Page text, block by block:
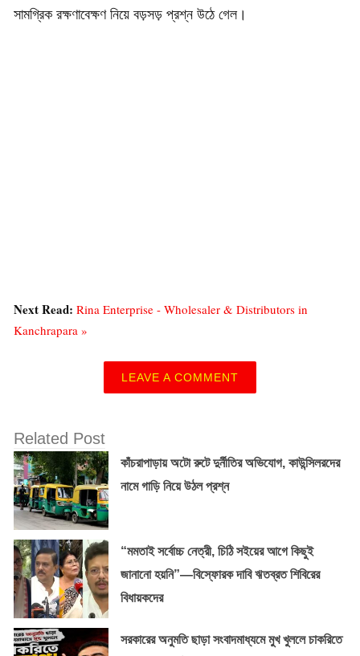
সামগ্রিক রক্ষণাবেক্ষণ নিয়ে বড়সড় প্রশ্ন উঠে গেল।
Next Read: Rina Enterprise - Wholesaler & Distributors in
Kanchrapara »
LEAVE A COMMENT
Related Post
কাঁচরাপাড়ায় অটো রুটে দুর্নীতির অভিযোগ, কাউন্সিলরদের
নামে গাড়ি নিয়ে উঠল প্রশ্ন
“মমতাই সর্বোচ্চ নেত্রী, চিঠি সইয়ের আগে কিছুই
জানানো হয়নি”—বিস্ফোরক দাবি ঋতব্রত শিবিরের
বিধায়কদের
সরকারের অনুমতি ছাড়া সংবাদমাধ্যমে মুখ খুললে চাকরিতে